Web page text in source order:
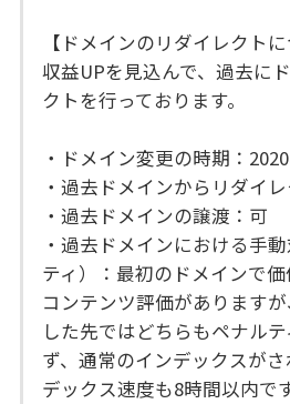
【ドメインのリダイレクトに
収益UPを見込んで、過去に
クトを行っております。
・ドメイン変更の時期：
・過去ドメインからリダイ
・過去ドメインの譲渡：可
・過去ドメインにおける手
ティ）：最初のドメインで
コンテンツ評価があります
した先ではどちらもペナル
ず、通常のインデックスが
デックス速度も8時間以内です